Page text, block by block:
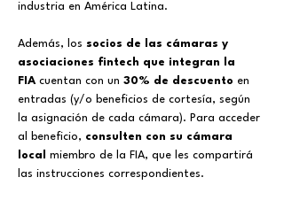
industria en América Latina.
Además, los socios de las cámaras y
asociaciones fintech que integran la
FIA cuentan con un 30% de descuento en
entradas (y/o beneficios de cortesía, según
la asignación de cada cámara). Para acceder
al beneficio, consulten con su cámara
local
miembro de la FIA, que les compartirá
las instrucciones correspondientes.